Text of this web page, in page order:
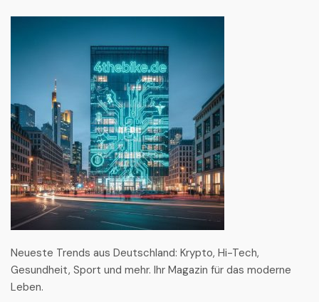
Neueste Trends aus Deutschland: Krypto, Hi-Tech,
Gesundheit, Sport und mehr. Ihr Magazin für das moderne
Leben.